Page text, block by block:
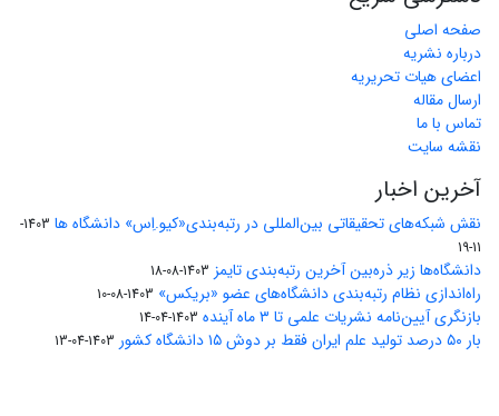
صفحه اصلی
درباره نشریه
اعضای هیات تحریریه
ارسال مقاله
تماس با ما
نقشه سایت
آخرین اخبار
نقش شبکه‌های تحقیقاتی بین‌المللی در رتبه‌بندی«کیو.اِس» دانشگاه ها
1403-
11-19
دانشگاه‌ها زیر ذره‌بین آخرین رتبه‌بندی تایمز 1403-08-18
راه‌اندازی نظام رتبه‌بندی دانشگاه‌‌های عضو «بریکس» 1403-08-10
بازنگری آیین‌نامه نشریات علمی تا ۳ ماه آینده 1403-04-14
بار ۵۰ درصد تولید علم ایران فقط بر دوش ۱۵ دانشگاه کشور 1403-04-13